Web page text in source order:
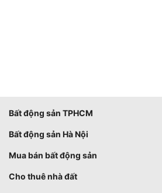
Bất động sản TPHCM
Bất động sản Hà Nội
Mua bán bất động sản
Cho thuê nhà đất